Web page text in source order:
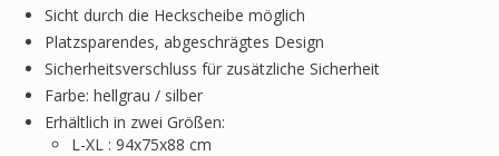
Sicht durch die Heckscheibe möglich
Platzsparendes, abgeschrägtes Design
Sicherheitsverschluss für zusätzliche Sicherheit
Farbe: hellgrau / silber
Erhältlich in zwei Größen:
L-XL : 94x75x88 cm